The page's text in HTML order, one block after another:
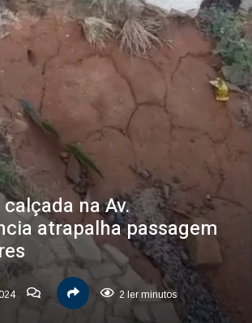
na Av.
atrapalha passagem
2 ler minutos